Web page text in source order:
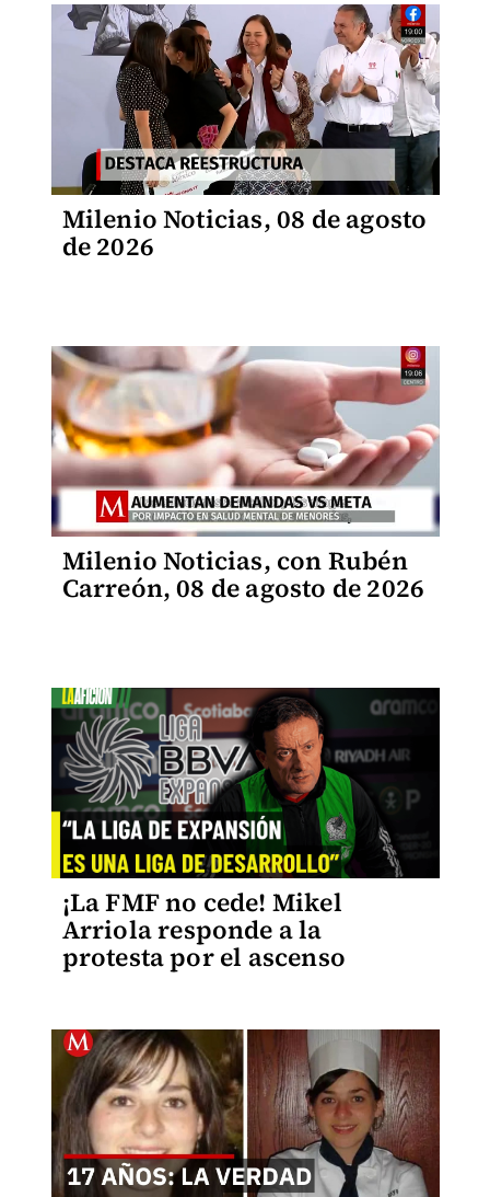
Milenio Noticias, 08 de agosto
de 2026
Milenio Noticias, con Rubén
Carreón, 08 de agosto de 2026
¡La FMF no cede! Mikel
Arriola responde a la
protesta por el ascenso